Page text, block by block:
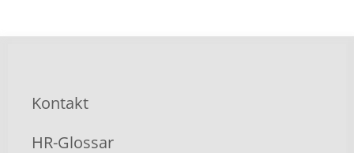
Kontakt
HR-Glossar